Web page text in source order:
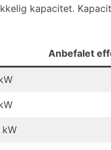
kapacitet.
Anbefalet
kW